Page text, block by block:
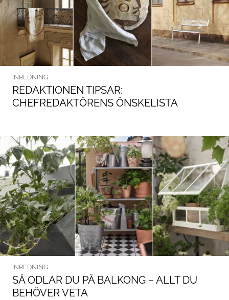
INREDNING
REDAKTIONEN TIPSAR:
CHEFREDAKTÖRENS ÖNSKELISTA
INREDNING
SÅ ODLAR DU PÅ BALKONG – ALLT DU
BEHÖVER VETA